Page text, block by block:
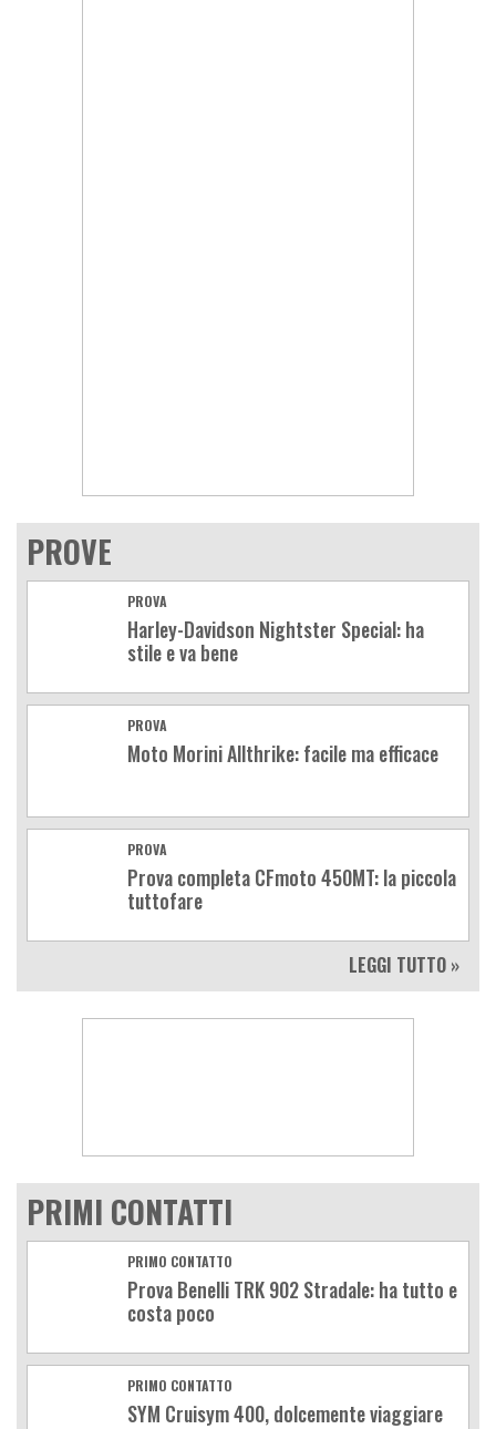
PROVE
PROVA
Harley-Davidson Nightster Special: ha
stile e va bene
PROVA
Moto Morini Allthrike: facile ma efficace
PROVA
Prova completa CFmoto 450MT: la piccola
tuttofare
LEGGI TUTTO »
PRIMI CONTATTI
PRIMO CONTATTO
Prova Benelli TRK 902 Stradale: ha tutto e
costa poco
PRIMO CONTATTO
SYM Cruisym 400, dolcemente viaggiare